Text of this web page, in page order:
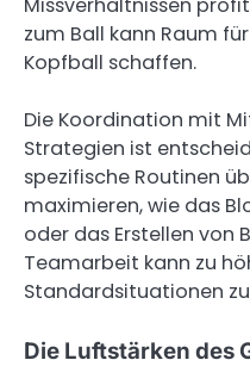
zum Ball kann Raum
Kopfball schaffen.
Die Koordination mit
Strategien ist
spezifische Routinen
maximieren, wie das
oder das Erstellen von
Teamarbeit kann zu
Standardsituationen
Die Luftstärken des